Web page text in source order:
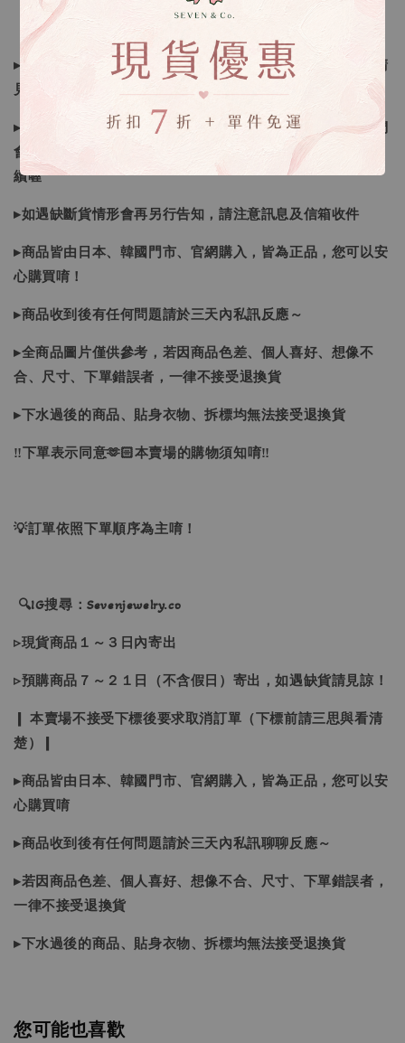
▸所有商品皆以日本、韓國售完為止，如下單後遇缺貨情形請
見諒
▸因日本商品貨況和價格是浮動的，若遇到缺貨或者調價我們
會視情況等待下單，若您想要知道即時貨況還請主動聯繫後
續喔
▸如遇缺斷貨情形會再另行告知，請注意訊息及信箱收件
▸商品皆由日本、韓國門市、官網購入，皆為正品，您可以安
心購買唷！
▸商品收到後有任何問題請於三天內私訊反應～
▸全商品圖片僅供參考，若因商品色差、個人喜好、想像不
合、尺寸、下單錯誤者，一律不接受退換貨
▸下水過後的商品、貼身衣物、拆標均無法接受退換貨
‼下單表示同意🫶🏻本賣場的購物須知唷‼
💡訂單依照下單順序為主唷！
🔍IG搜尋：Sevenjewelry.co
▹現貨商品１～３日內寄出
▹預購商品７～２１日（不含假日）寄出，如遇缺貨請見諒！
❙ 本賣場不接受下標後要求取消訂單（下標前請三思與看清
楚）❙
▸商品皆由日本、韓國門市、官網購入，皆為正品，您可以安
心購買唷
▸商品收到後有任何問題請於三天內私訊聊聊反應～
▸若因商品色差、個人喜好、想像不合、尺寸、下單錯誤者，
一律不接受退換貨
▸下水過後的商品、貼身衣物、拆標均無法接受退換貨
您可能也喜歡